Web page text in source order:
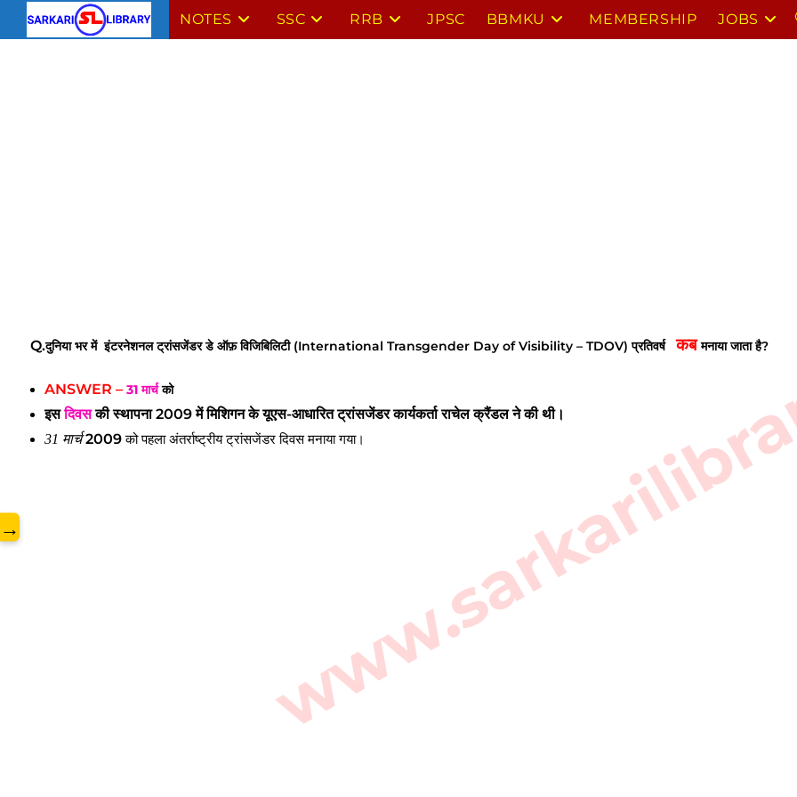
NOTES SSC RRB JPSC BBMKU MEMBERSHIP JOBS
Q.दुनिया भर मेंइंटरनेशनल ट्रांसजेंडर डे ऑफ़ विजिबिलिटी (International Transgender Day of Visibility – TDOV) प्रतिवर्षकब मनाया जाता है?
ANSWER – 31 मार्चको
इसदिवसकी स्थापना 2009 में मिशिगन के यूएस-आधारित ट्रांसजेंडर कार्यकर्ता राचेल क्रैंडल ने की थी।
31 मार्च2009को पहला अंतर्राष्ट्रीय ट्रांसजेंडर दिवस मनाया गया।
→